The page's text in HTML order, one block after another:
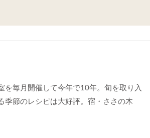
を毎月開催して今年で10年。旬を取り入
季節のレシピは大好評。宿・ささの木